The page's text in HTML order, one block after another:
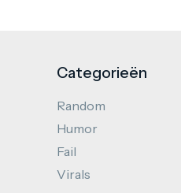
Categorieën
Random
Humor
Fail
Virals